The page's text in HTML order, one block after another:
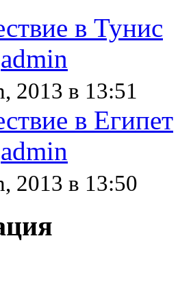
в Тунис
admin
2013 в 13:51
в Египет
admin
2013 в 13:50